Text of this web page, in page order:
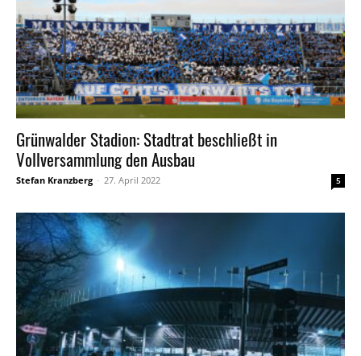
Grünwalder Stadion: Stadtrat beschließt in
Vollversammlung den Ausbau
Stefan Kranzberg - 27. April 2022 5